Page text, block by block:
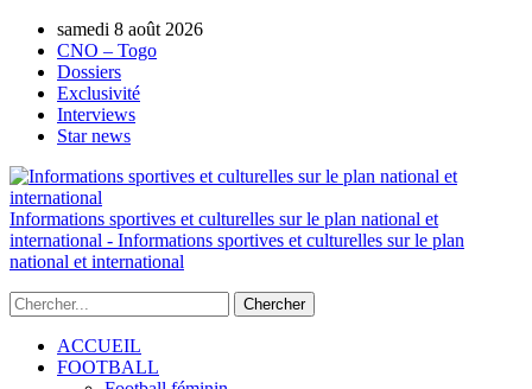
samedi 8 août 2026
CNO – Togo
Dossiers
Exclusivité
Interviews
Star news
Informations sportives et culturelles sur le plan national et
international - Informations sportives et culturelles sur le plan
national et international
ACCUEIL
FOOTBALL
AUTORISATION DE LA HAAC N°0134/